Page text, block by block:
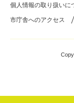
個人情報の取り扱いに
市庁舎へのアクセス